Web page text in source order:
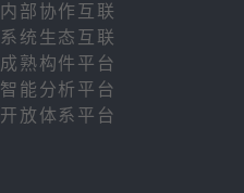
内部协作互联
系统生态互联
成熟构件平台
智能分析平台
开放体系平台